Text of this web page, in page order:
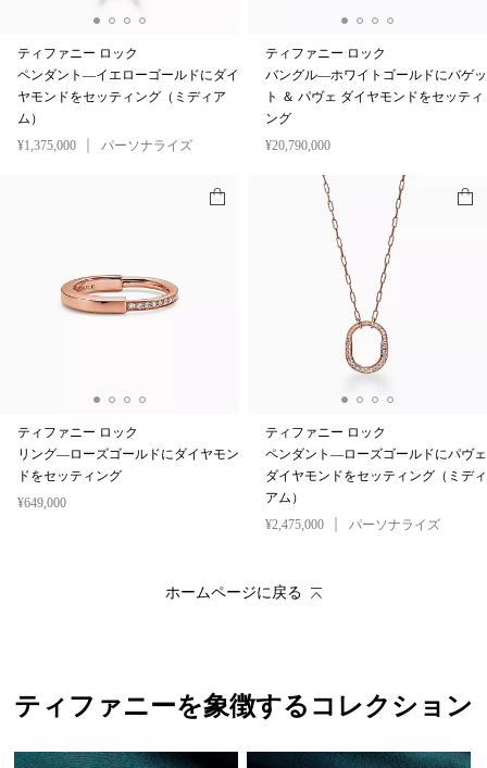
ティファニー ロック
ペンダント—イエローゴールドにダイ
ヤモンドをセッティング（ミディア
ム）
¥1,375,000
パーソナライズ
ティファニー ロック
バングル—ホワイトゴールドにバゲッ
ト ＆ パヴェ ダイヤモンドをセッティ
ング
¥20,790,000
ティファニー ロック
リング—ローズゴールドにダイヤモン
ドをセッティング
¥649,000
ティファニー ロック
ペンダント—ローズゴールドにパヴェ
ダイヤモンドをセッティング（ミディ
アム）
¥2,475,000
パーソナライズ
ホームページに戻る
ティファニーを象徴するコレクション